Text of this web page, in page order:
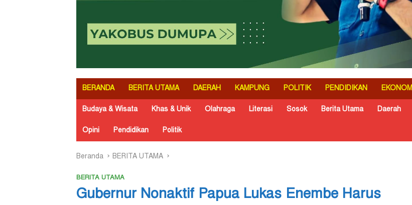
BERANDA BERITA UTAMA DAERAH KAMPUNG POLITIK PENDIDIKAN EKONOMI
Budaya & Wisata Khas & Unik Olahraga Literasi Sosok Berita Utama Daerah
Opini Pendidikan Politik
Beranda BERITA UTAMA
BERITA UTAMA
Gubernur Nonaktif Papua Lukas Enembe Harus